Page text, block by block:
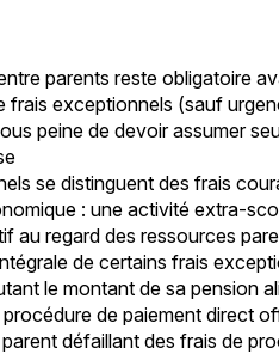
parents reste obligatoire
frais exceptionnels (sauf
peine de devoir assumer
se distinguent des frais
: une activité extra-
au regard des ressources
de certains frais
le montant de sa pension
de paiement direct
défaillant des frais de